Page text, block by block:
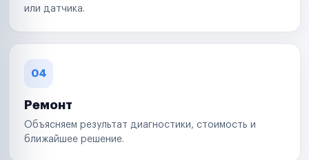
или датчика.
04
Ремонт
Объясняем результат диагностики, стоимость и
ближайшее решение.